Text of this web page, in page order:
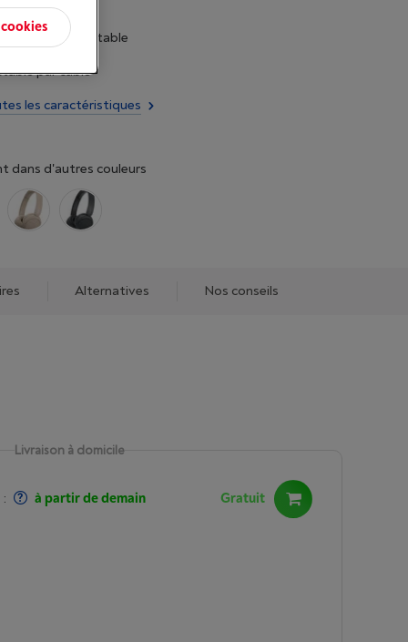
50 heures
léger et confortable
par câble
les caractéristiques
dans d'autres couleurs
Alternatives Nos conseils
Livraison à domicile
: à partir de demain Gratuit